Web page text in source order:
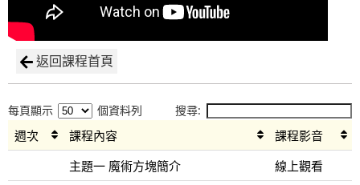
返回課程首頁
每頁顯示 個資料列 搜尋:
週次 課程內容
課程影音
主題一 魔術方塊簡介
線上觀看